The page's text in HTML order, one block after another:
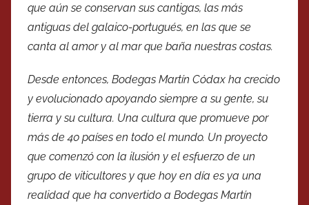
que aún se conservan sus cantigas, las más
antiguas del galaico-portugués, en las que se
canta al amor y al mar que baña nuestras costas.
Desde entonces, Bodegas Martín Códax ha crecido
y evolucionado apoyando siempre a su gente, su
tierra y su cultura. Una cultura que promueve por
más de 40 países en todo el mundo. Un proyecto
que comenzó con la ilusión y el esfuerzo de un
grupo de viticultores y que hoy en día es ya una
realidad que ha convertido a Bodegas Martín